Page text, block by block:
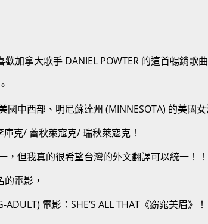
歡加拿大歌手 DANIEL POWTER 的這首暢銷歌
國中西部、明尼蘇達州 (MINNESOTA) 的美國女
庫克/ 蕾秋萊寇克/瑞秋萊寇克！
，但我真的很希望台灣的外文翻譯可以統一！
電影，
ADULT) 電影： SHE’S ALL THAT 《窈窕美眉》！